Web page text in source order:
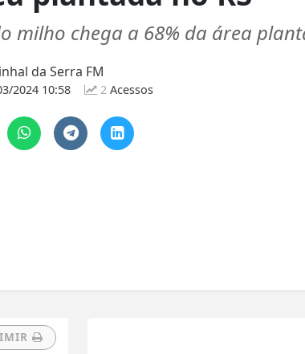
milho chega a 68% da área
da Serra FM
2024 10:58 2 Acessos